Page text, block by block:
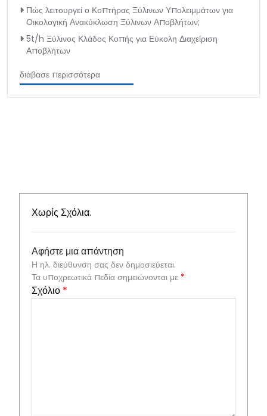
Πώς λειτουργεί ο Κοπτήρας Ξύλινων Υπολειμμάτων για
Οικολογική Ανακύκλωση Ξύλινων Αποβλήτων;
5t/h Ξύλινος Κλάδος Κοπής για Εύκολη Διαχείριση
Αποβλήτων
διάβασε περισσότερα
Χωρίς Σχόλια.
Αφήστε μια απάντηση
Η ηλ. διεύθυνση σας δεν δημοσιεύεται.
Τα υποχρεωτικά πεδία σημειώνονται με *
Σχόλιο *